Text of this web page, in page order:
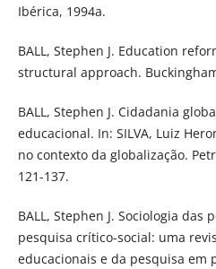
Ibérica, 1994a.
BALL, Stephen J. Education
structural approach.
BALL, Stephen J. Cidadania
educacional. In: SILVA, Luiz
no contexto da globalização.
121-137.
BALL, Stephen J. Sociologia das
pesquisa crítico-social: uma
educacionais e da pesquisa em